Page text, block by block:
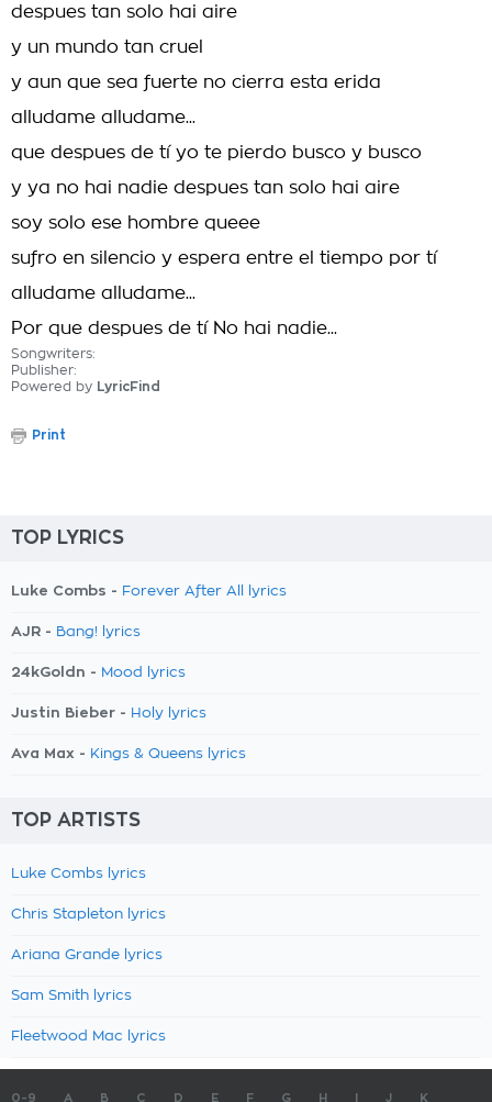
despues tan solo hai aire
y un mundo tan cruel
y aun que sea fuerte no cierra esta erida
alludame alludame...
que despues de tí yo te pierdo busco y busco
y ya no hai nadie despues tan solo hai aire
soy solo ese hombre queee
sufro en silencio y espera entre el tiempo por tí
alludame alludame...
Por que despues de tí No hai nadie...
Songwriters:
Publisher:
Powered by LyricFind
Print
TOP LYRICS
Luke Combs - Forever After All lyrics
AJR - Bang! lyrics
24kGoldn - Mood lyrics
Justin Bieber - Holy lyrics
Ava Max - Kings & Queens lyrics
TOP ARTISTS
Luke Combs lyrics
Chris Stapleton lyrics
Ariana Grande lyrics
Sam Smith lyrics
Fleetwood Mac lyrics
0-9 A B C D E F G H J K